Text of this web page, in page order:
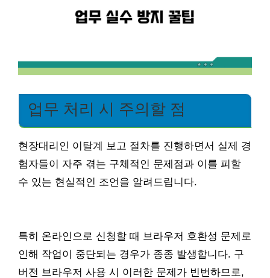
업무 처리 시 주의할 점
현장대리인 이탈계 보고 절차를 진행하면서 실제 경
험자들이 자주 겪는 구체적인 문제점과 이를 피할
수 있는 현실적인 조언을 알려드립니다.
특히 온라인으로 신청할 때 브라우저 호환성 문제로
인해 작업이 중단되는 경우가 종종 발생합니다. 구
버전 브라우저 사용 시 이러한 문제가 빈번하므로,